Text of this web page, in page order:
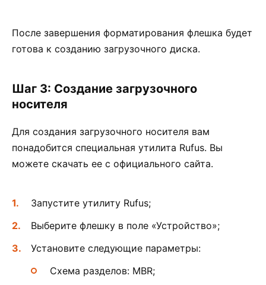
После завершения форматирования флешка будет
готова к созданию загрузочного диска.
Шаг 3: Создание загрузочного
носителя
Для создания загрузочного носителя вам
понадобится специальная утилита Rufus. Вы
можете скачать ее с официального сайта.
Запустите утилиту Rufus;
Выберите флешку в поле «Устройство»;
Установите следующие параметры:
Схема разделов: MBR;